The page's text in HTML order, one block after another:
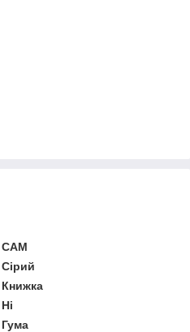
CAM
Сірий
Книжка
Ні
Гума